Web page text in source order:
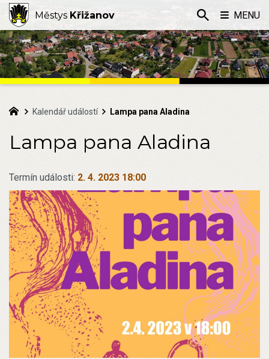
Kalendář událostí Lampa pana Aladina
Lampa pana Aladina
Termín události: 2. 4. 2023 18:00
Městys Křižanov MENU